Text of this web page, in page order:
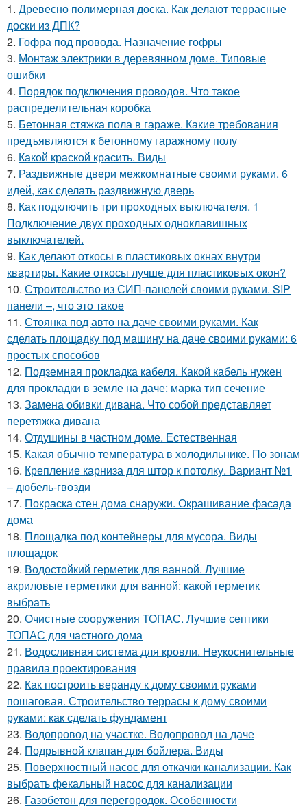
1. Древесно полимерная доска. Как делают террасные
доски из ДПК?
2. Гофра под провода. Назначение гофры
3. Монтаж электрики в деревянном доме. Типовые
ошибки
4. Порядок подключения проводов. Что такое
распределительная коробка
5. Бетонная стяжка пола в гараже. Какие требования
предъявляются к бетонному гаражному полу
6. Какой краской красить. Виды
7. Раздвижные двери межкомнатные своими руками. 6
идей, как сделать раздвижную дверь
8. Как подключить три проходных выключателя. 1
Подключение двух проходных одноклавишных
выключателей.
9. Как делают откосы в пластиковых окнах внутри
квартиры. Какие откосы лучше для пластиковых окон?
10. Строительство из СИП-панелей своими руками. SIP
панели –, что это такое
11. Стоянка под авто на даче своими руками. Как
сделать площадку под машину на даче своими руками: 6
простых способов
12. Подземная прокладка кабеля. Какой кабель нужен
для прокладки в земле на даче: марка тип сечение
13. Замена обивки дивана. Что собой представляет
перетяжка дивана
14. Отдушины в частном доме. Естественная
15. Какая обычно температура в холодильнике. По зонам
16. Крепление карниза для штор к потолку. Вариант №1
– дюбель-гвозди
17. Покраска стен дома снаружи. Окрашивание фасада
дома
18. Площадка под контейнеры для мусора. Виды
площадок
19. Водостойкий герметик для ванной. Лучшие
акриловые герметики для ванной: какой герметик
выбрать
20. Очистные сооружения ТОПАС. Лучшие септики
ТОПАС для частного дома
21. Водосливная система для кровли. Неукоснительные
правила проектирования
22. Как построить веранду к дому своими руками
пошаговая. Строительство террасы к дому своими
руками: как сделать фундамент
23. Водопровод на участке. Водопровод на даче
24. Подрывной клапан для бойлера. Виды
25. Поверхностный насос для откачки канализации. Как
выбрать фекальный насос для канализации
26. Газобетон для перегородок. Особенности